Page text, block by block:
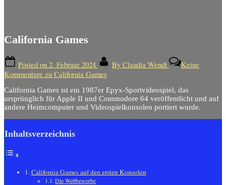
California Games
Posted on 2. Februar 2024 By Claudia Wendt
Keine
Kommentare zu California Games
California Games ist ein 1987er Epyx-Sportvideospiel, das
ursprünglich für Apple II und Commodore 64 veröffentlicht und auf
andere Heimcomputer und Videospielkonsolen portiert wurde.
Inhaltsverzeichnis
California Games auf den ersten Konsolen
Die Wettbewerbe